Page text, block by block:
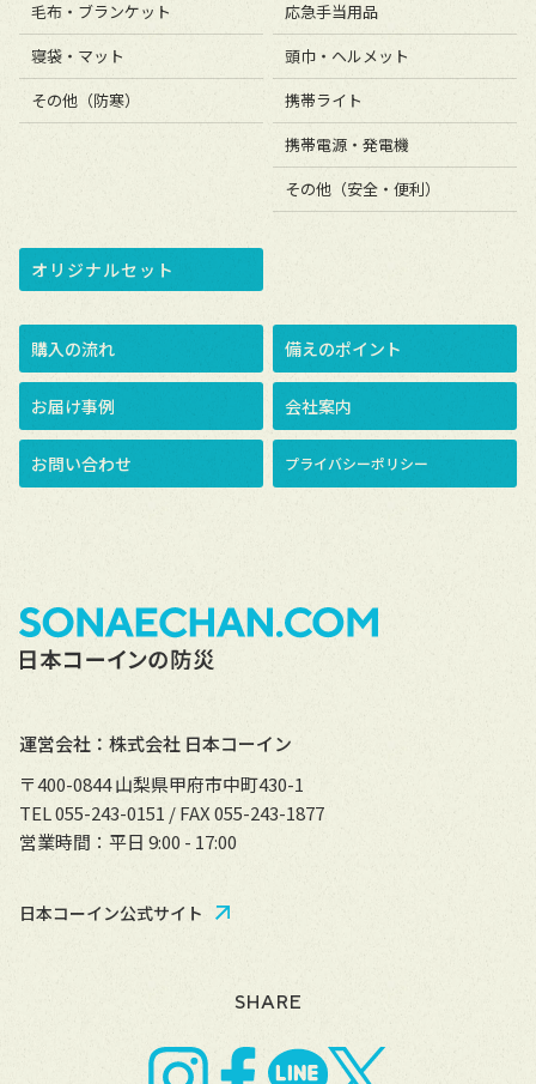
毛布・ブランケット
寝袋・マット
その他（防寒）
応急手当用品
頭巾・ヘルメット
携帯ライト
携帯電源・発電機
その他（安全・便利）
オリジナルセット
購入の流れ 備えのポイント
お届け事例 会社案内
お問い合わせ プライバシーポリシー
運営会社：株式会社 日本コーイン
〒400-0844 山梨県甲府市中町430-1
TEL 055-243-0151 / FAX 055-243-1877
営業時間：平日 9:00 - 17:00
日本コーイン公式サイト
SHARE